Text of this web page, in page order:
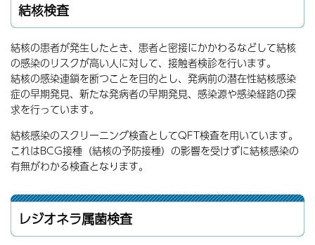
結核検査
結核の患者が発生したとき、患者と密接にかかわるなどして結核
の感染のリスクが高い人に対して、接触者検診を行います。
結核の感染連鎖を断つことを目的とし、発病前の潜在性結核感染
症の早期発見、新たな発病者の早期発見、感染源や感染経路の探
求を行っています。
結核感染のスクリーニング検査としてQFT検査を用いています。
これはBCG接種（結核の予防接種）の影響を受けずに結核感染の
有無がわかる検査となります。
レジオネラ属菌検査